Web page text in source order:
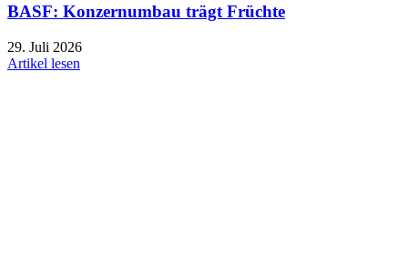
BASF: Konzernumbau trägt Früchte
29. Juli 2026
Artikel lesen